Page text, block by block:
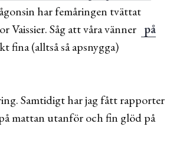
har femåringen tvättat
Såg att våra vänner på
fina (alltså så apsnygga)
Samtidigt har jag fått rapporter
mattan utanför och fin glöd på